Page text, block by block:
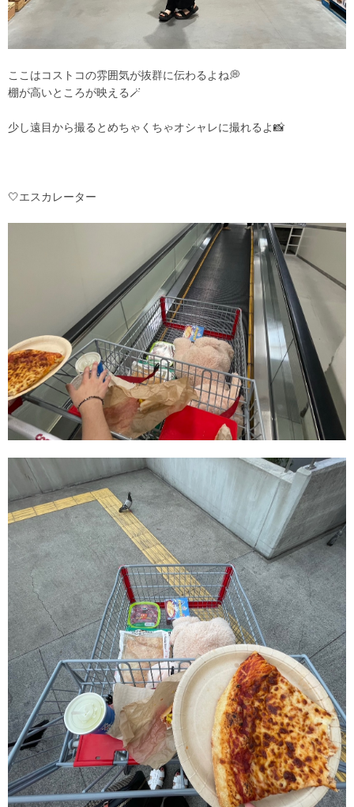
ここはコストコの雰囲気が抜群に伝わるよね💭
棚が高いところが映える🪄
少し遠目から撮るとめちゃくちゃオシャレに撮れるよ📸
‎🤍エスカレーター